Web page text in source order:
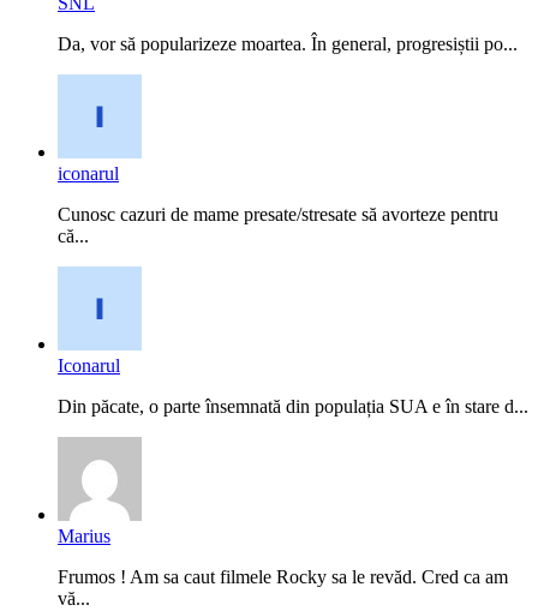
Da, vor să popularizeze moartea. În general, progresiștii po...
iconarul
Cunosc cazuri de mame presate/stresate să avorteze pentru
că...
Iconarul
Din păcate, o parte însemnată din populația SUA e în stare d...
Marius
Frumos ! Am sa caut filmele Rocky sa le revăd. Cred ca am
vă...